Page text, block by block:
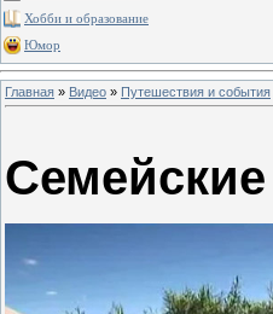
Хобби и образование
Юмор
Главная » Видео » Путешествия и события
Семейские